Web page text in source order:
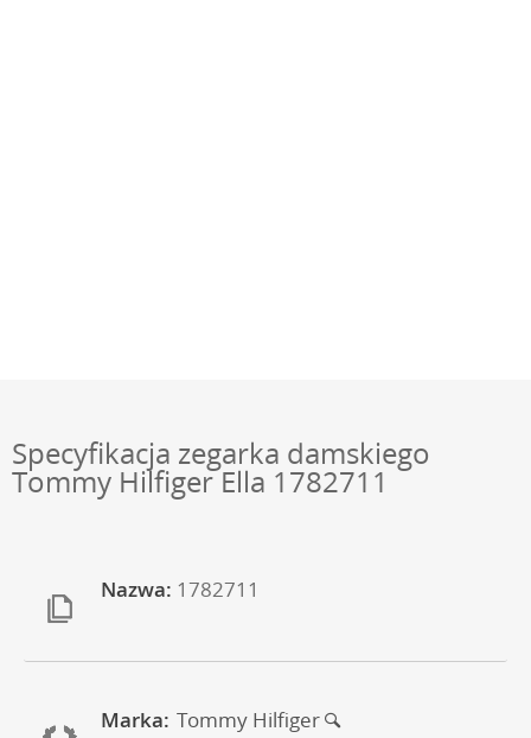
Specyfikacja zegarka damskiego
Tommy Hilfiger Ella 1782711
Nazwa: 1782711
Marka: Tommy Hilfiger